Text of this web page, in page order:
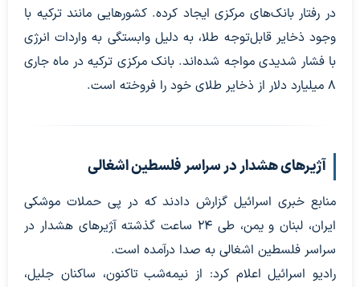
در رفتار بانک‌های مرکزی ایجاد کرده. کشورهایی مانند ترکیه با
وجود ذخایر قابل‌توجه طلا، به دلیل وابستگی به واردات انرژی
با فشار شدیدی مواجه شده‌اند. بانک مرکزی ترکیه در ماه جاری
۸ میلیارد دلار از ذخایر طلای خود را فروخته است.
آژیرهای هشدار در سراسر فلسطین اشغالی
منابع خبری اسرائیل گزارش دادند که در پی حملات موشکی
ایران، لبنان و یمن، طی ۲۴ ساعت گذشته آژیرهای هشدار در
سراسر فلسطین اشغالی به صدا درآمده است.
رادیو اسرائیل اعلام کرد: از نیمه‌شب تاکنون، ساکنان جلیل،